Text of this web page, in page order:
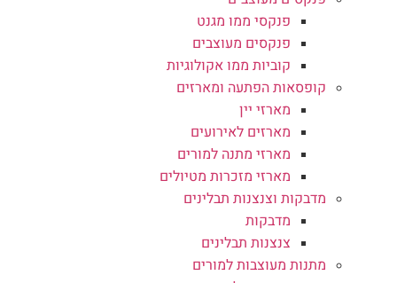
פנקסי ממו מגנט
פנקסים מעוצבים
קוביות ממו אקולוגיות
קופסאות הפתעה ומארזים
מארזי יין
מארזים לאירועים
מארזי מתנה למורים
מארזי מזכרות מטיולים
מדבקות וצנצנות תבלינים
מדבקות
צנצנות תבלינים
מתנות מעוצבות למורים